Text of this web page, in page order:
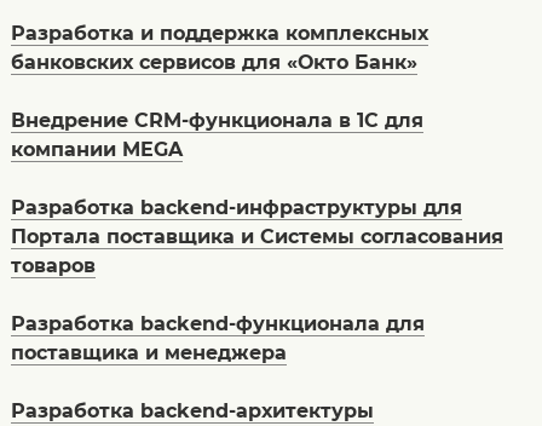
Разработка и поддержка комплексных
банковских сервисов для «Окто Банк»
Внедрение CRM-функционала в 1С для
компании MEGA
Разработка backend-инфраструктуры для
Портала поставщика и Системы согласования
товаров
Разработка backend-функционала для
поставщика и менеджера
Разработка backend-архитектуры